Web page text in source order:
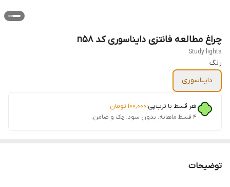
چراغ مطالعه فانتزی دایناسوری کد n58
Study lights
رنگ
دایناسوری
هر قسط با ترب‌پی:۱۰۰٬۰۰۰ تومان
۴ قسط ماهانه. بدون سود، چک و ضامن.
توضیحات